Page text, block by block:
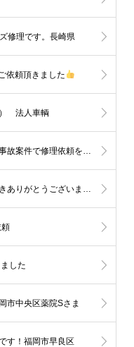
修理です。長崎県
依頼頂きました
） 法人車輌
早良区原にお住まいのお客様から、交通事故案件で修理依頼を頂きました。
※お願い。いつもたくさんのお問合せ頂きありがとうございます。
した
市中央区薬院Sさま
す！福岡市早良区